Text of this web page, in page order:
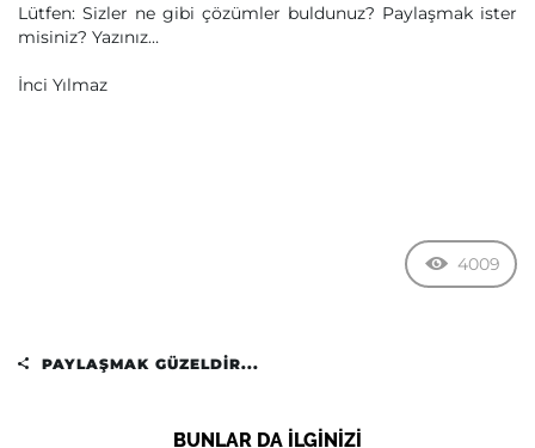
Lütfen: Sizler ne gibi çözümler buldunuz? Paylaşmak ister
misiniz? Yazınız…
İnci Yılmaz
4009
PAYLAŞMAK GÜZELDIR...
BUNLAR DA ILGINIZI